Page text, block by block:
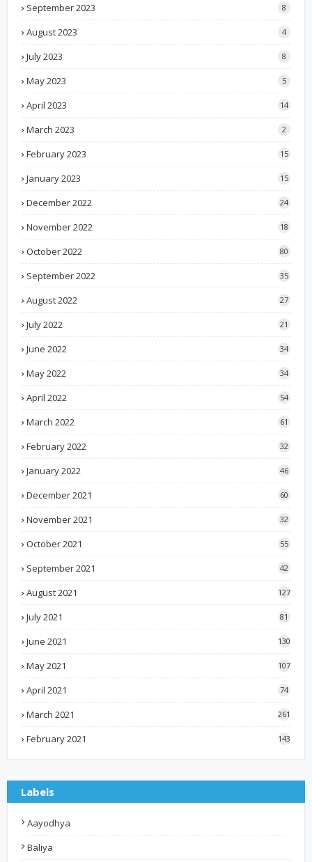
September 2023 8
August 2023 4
July 2023 8
May 2023 5
April 2023 14
March 2023 2
February 2023 15
January 2023 15
December 2022 24
November 2022 18
October 2022 80
September 2022 35
August 2022 27
July 2022 21
June 2022 34
May 2022 34
April 2022 54
March 2022 61
February 2022 32
January 2022 46
December 2021 60
November 2021 32
October 2021 55
September 2021 42
August 2021 127
July 2021 81
June 2021 130
May 2021 107
April 2021 74
March 2021 261
February 2021 143
Labels
Aayodhya
Baliya